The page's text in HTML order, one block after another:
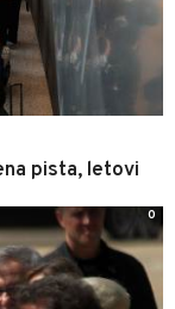
pista, letovi
0